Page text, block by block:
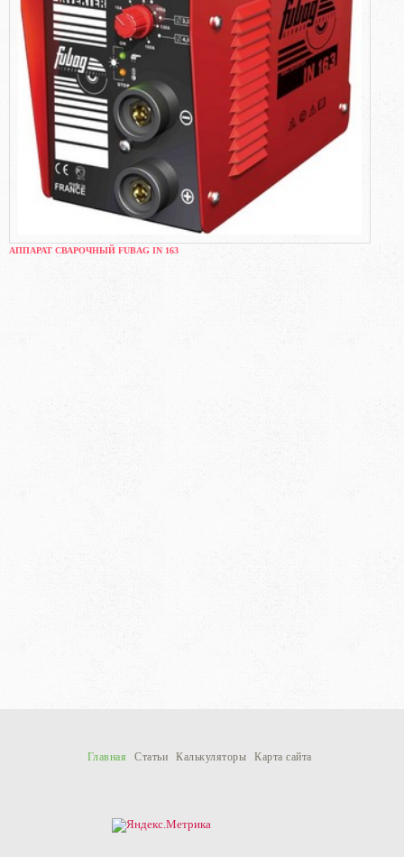
АППАРАТ СВАРОЧНЫЙ FUBAG IN 163
Главная Статьи Калькуляторы Карта сайта